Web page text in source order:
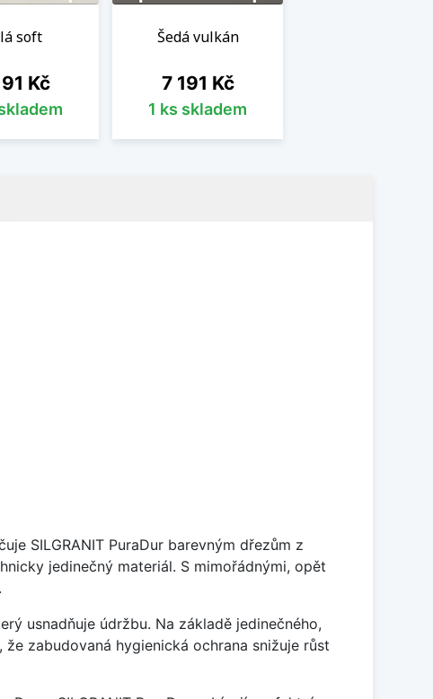
soft
Kč
Šedá vulkán
Cena
7 191 Kč
1 ks skladem
SILGRANIT PuraDur barevným dřezům z
jedinečný materiál. S mimořádnými, opět
usnadňuje údržbu. Na základě jedinečného,
zabudovaná hygienická ochrana snižuje růst